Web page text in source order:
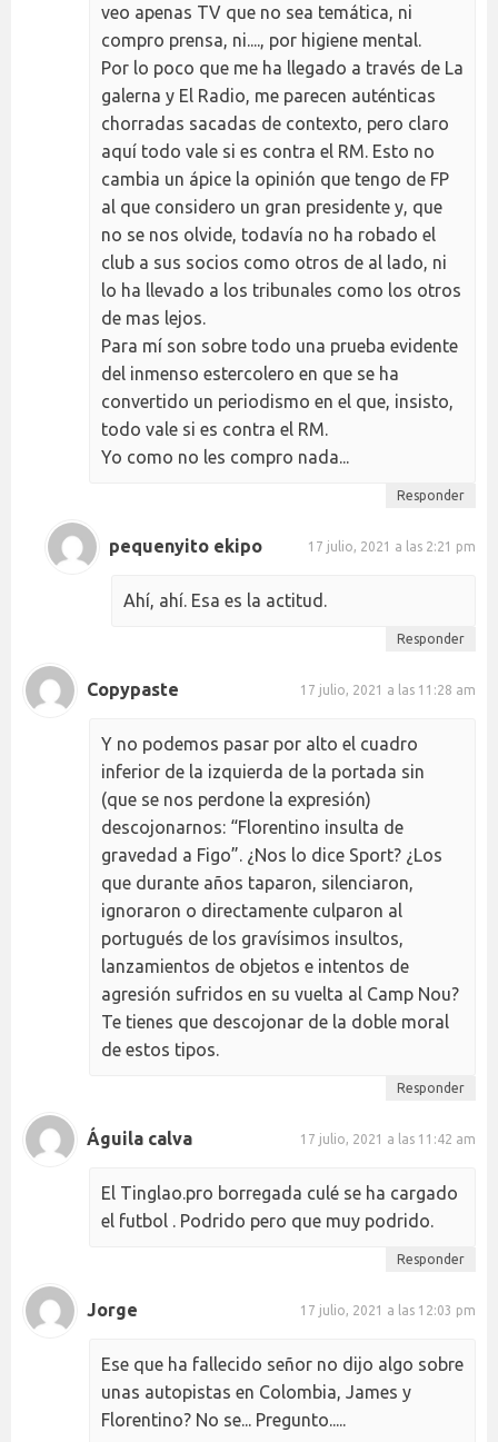
veo apenas TV que no sea temática, ni
compro prensa, ni...., por higiene mental.
Por lo poco que me ha llegado a través de La
galerna y El Radio, me parecen auténticas
chorradas sacadas de contexto, pero claro
aquí todo vale si es contra el RM. Esto no
cambia un ápice la opinión que tengo de FP
al que considero un gran presidente y, que
no se nos olvide, todavía no ha robado el
club a sus socios como otros de al lado, ni
lo ha llevado a los tribunales como los otros
de mas lejos.
Para mí son sobre todo una prueba evidente
del inmenso estercolero en que se ha
convertido un periodismo en el que, insisto,
todo vale si es contra el RM.
Yo como no les compro nada...
Responder
pequenyito ekipo 17 julio, 2021 a las 2:21 pm
Ahí, ahí. Esa es la actitud.
Responder
Copypaste 17 julio, 2021 a las 11:28 am
Y no podemos pasar por alto el cuadro
inferior de la izquierda de la portada sin
(que se nos perdone la expresión)
descojonarnos: “Florentino insulta de
gravedad a Figo”. ¿Nos lo dice Sport? ¿Los
que durante años taparon, silenciaron,
ignoraron o directamente culparon al
portugués de los gravísimos insultos,
lanzamientos de objetos e intentos de
agresión sufridos en su vuelta al Camp Nou?
Te tienes que descojonar de la doble moral
de estos tipos.
Responder
Águila calva 17 julio, 2021 a las 11:42 am
El Tinglao.pro borregada culé se ha cargado
el futbol . Podrido pero que muy podrido.
Responder
Jorge 17 julio, 2021 a las 12:03 pm
Ese que ha fallecido señor no dijo algo sobre
unas autopistas en Colombia, James y
Florentino? No se... Pregunto.....